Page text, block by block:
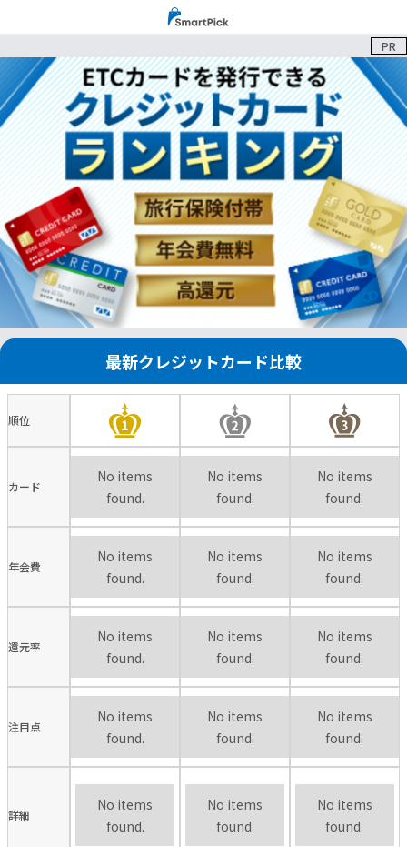
PR
最新クレジットカード比較
順位
カード
No items
found.
No items
found.
No items
found.
年会費
No items
found.
No items
found.
No items
found.
還元率
No items
found.
No items
found.
No items
found.
注目点
No items
found.
No items
found.
No items
found.
詳細
No items
found.
No items
found.
No items
found.